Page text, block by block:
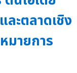
ละตลาดเชิง
มายการ